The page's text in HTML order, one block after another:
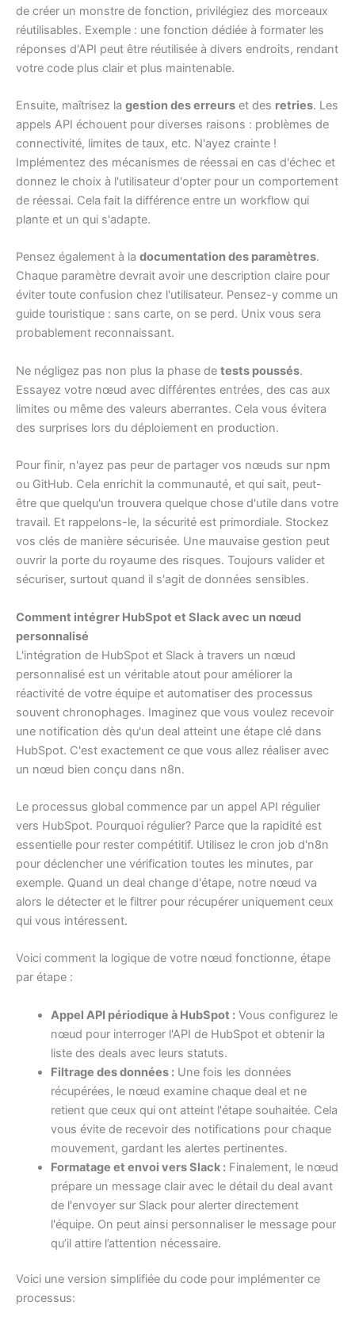
de créer un monstre de fonction, privilégiez des morceaux
réutilisables. Exemple : une fonction dédiée à formater les
réponses d'API peut être réutilisée à divers endroits, rendant
votre code plus clair et plus maintenable.
Ensuite, maîtrisez la gestion des erreurs et des retries. Les
appels API échouent pour diverses raisons : problèmes de
connectivité, limites de taux, etc. N'ayez crainte !
Implémentez des mécanismes de réessai en cas d'échec et
donnez le choix à l'utilisateur d'opter pour un comportement
de réessai. Cela fait la différence entre un workflow qui
plante et un qui s'adapte.
Pensez également à la documentation des paramètres.
Chaque paramètre devrait avoir une description claire pour
éviter toute confusion chez l'utilisateur. Pensez-y comme un
guide touristique : sans carte, on se perd. Unix vous sera
probablement reconnaissant.
Ne négligez pas non plus la phase de tests poussés.
Essayez votre nœud avec différentes entrées, des cas aux
limites ou même des valeurs aberrantes. Cela vous évitera
des surprises lors du déploiement en production.
Pour finir, n'ayez pas peur de partager vos nœuds sur npm
ou GitHub. Cela enrichit la communauté, et qui sait, peut-
être que quelqu'un trouvera quelque chose d'utile dans votre
travail. Et rappelons-le, la sécurité est primordiale. Stockez
vos clés de manière sécurisée. Une mauvaise gestion peut
ouvrir la porte du royaume des risques. Toujours valider et
sécuriser, surtout quand il s'agit de données sensibles.
Comment intégrer HubSpot et Slack avec un nœud
personnalisé
L'intégration de HubSpot et Slack à travers un nœud
personnalisé est un véritable atout pour améliorer la
réactivité de votre équipe et automatiser des processus
souvent chronophages. Imaginez que vous voulez recevoir
une notification dès qu'un deal atteint une étape clé dans
HubSpot. C'est exactement ce que vous allez réaliser avec
un nœud bien conçu dans n8n.
Le processus global commence par un appel API régulier
vers HubSpot. Pourquoi régulier? Parce que la rapidité est
essentielle pour rester compétitif. Utilisez le cron job d'n8n
pour déclencher une vérification toutes les minutes, par
exemple. Quand un deal change d'étape, notre nœud va
alors le détecter et le filtrer pour récupérer uniquement ceux
qui vous intéressent.
Voici comment la logique de votre nœud fonctionne, étape
par étape :
Appel API périodique à HubSpot :Vous configurez le
nœud pour interroger l'API de HubSpot et obtenir la
liste des deals avec leurs statuts.
Filtrage des données :Une fois les données
récupérées, le nœud examine chaque deal et ne
retient que ceux qui ont atteint l'étape souhaitée. Cela
vous évite de recevoir des notifications pour chaque
mouvement, gardant les alertes pertinentes.
Formatage et envoi vers Slack :Finalement, le nœud
prépare un message clair avec le détail du deal avant
de l'envoyer sur Slack pour alerter directement
l'équipe. On peut ainsi personnaliser le message pour
qu’il attire l’attention nécessaire.
Voici une version simplifiée du code pour implémenter ce
processus: